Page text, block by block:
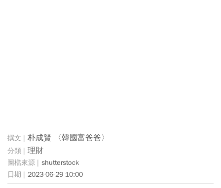
朴成賢 〈韓國富爸爸〉
理財
shutterstock
2023-06-29 10:00